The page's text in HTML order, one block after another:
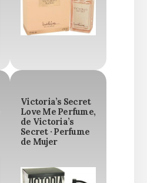
Victoria’s Secret
Love Me Perfume,
de Victoria’s
Secret · Perfume
de Mujer